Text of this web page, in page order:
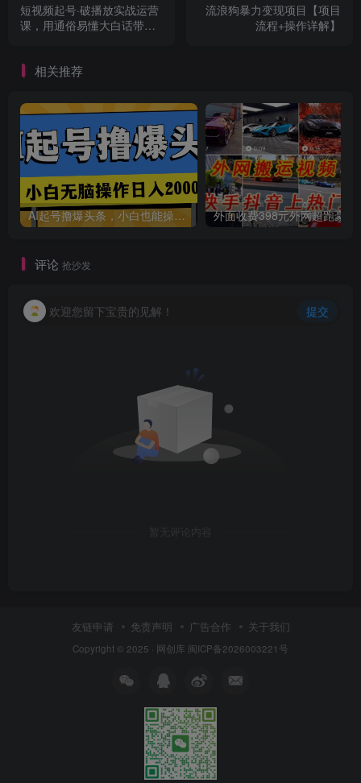
短视频起号·破播放实战运营
课，用通俗易懂大白话带你
流浪狗暴力变现项目【项目
流程+操作详解】
相关推荐
AI起号撸爆头条，小白也能操作，日入2000+
评论 抢沙发
欢迎您留下宝贵的见解！ 提交
暂无评论内容
友链申请 免责声明 广告合作 关于我们
Copyright © 2025 · 网创库 闽ICP备2026003221号